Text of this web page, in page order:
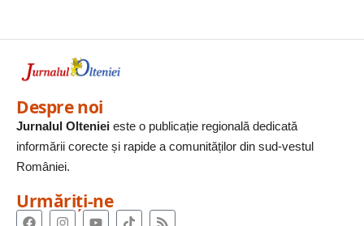
Despre noi
Jurnalul Olteniei este o publicație regională dedicată
informării corecte și rapide a comunităților din sud-vestul
României.
Urmăriți-ne